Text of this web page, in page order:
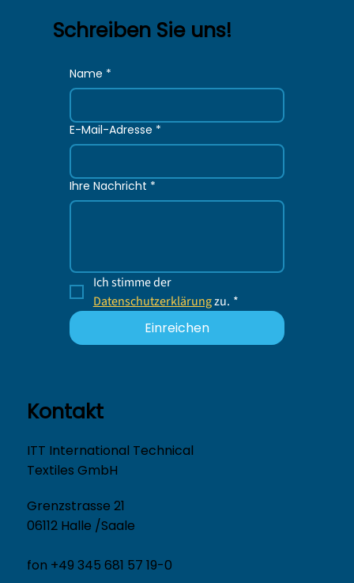
Kontakt
ITT International Technical
Textiles GmbH
Grenzstrasse 21
06112 Halle /Saale
fon +49 345 681 57 19-0
Schreiben Sie uns!
Name *
E-Mail-Adresse *
Ihre Nachricht *
Ich stimme der
Datenschutzerklärung zu. *
Einreichen